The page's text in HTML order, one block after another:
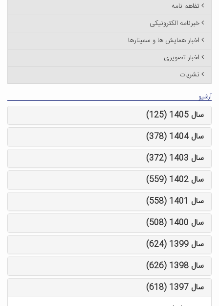
تفاهم نامه
خبرنامه الکترونیکی
اخبار همایش ها و سمینارها
اخبار تصویری
نشریات
آرشیو
سال 1405 (125)
سال 1404 (378)
سال 1403 (372)
سال 1402 (559)
سال 1401 (558)
سال 1400 (508)
سال 1399 (624)
سال 1398 (626)
سال 1397 (618)